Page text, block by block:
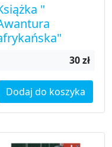
"
30 zł
Dodaj do koszyka